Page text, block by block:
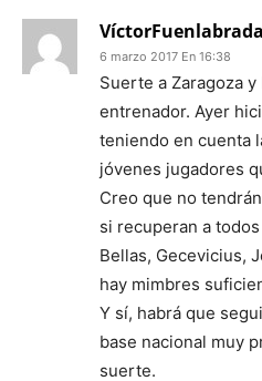
VíctorFuenlabrada
6 marzo 2017 En 16:38
Suerte a Zaragoza
entrenador. Ayer
teniendo en cuenta
jóvenes jugadores
Creo que no
si recuperan a
Bellas, Gecevicius,
hay mimbres
Y sí, habrá que
base nacional muy
suerte.